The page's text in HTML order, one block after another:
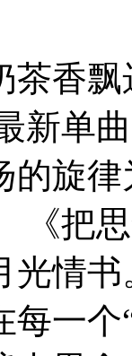
茶香
新单
的旋
《把
光情
每一